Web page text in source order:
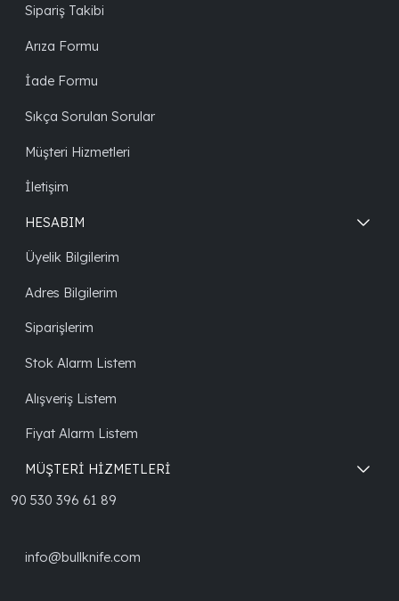
Sipariş Takibi
Arıza Formu
İade Formu
Sıkça Sorulan Sorular
Müşteri Hizmetleri
İletişim
HESABIM
Üyelik Bilgilerim
Adres Bilgilerim
Siparişlerim
Stok Alarm Listem
Alışveriş Listem
Fiyat Alarm Listem
MÜŞTERİ HİZMETLERİ
90 530 396 61 89
info@bullknife.com